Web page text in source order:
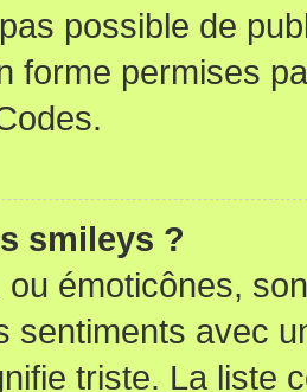
possible de
forme permises
smileys ?
émoticônes,
sentiments avec
triste. La liste